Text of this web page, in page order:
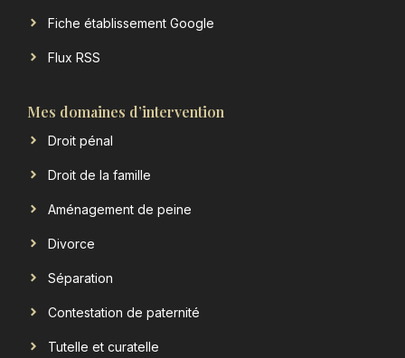
Fiche établissement Google
Flux RSS
Mes domaines d’intervention
Droit pénal
Droit de la famille
Aménagement de peine
Divorce
Séparation
Contestation de paternité
Tutelle et curatelle